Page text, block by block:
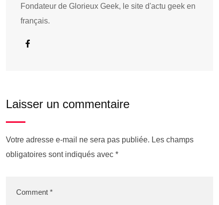
Fondateur de Glorieux Geek, le site d'actu geek en
français.
Laisser un commentaire
Votre adresse e-mail ne sera pas publiée. Les champs
obligatoires sont indiqués avec *